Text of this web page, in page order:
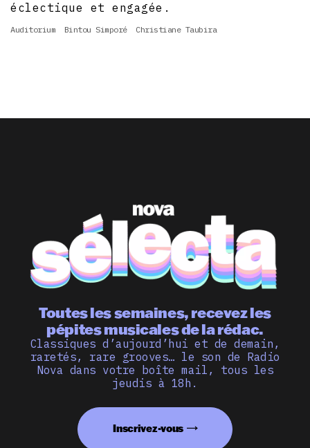
éclectique et engagée.
Auditorium Bintou Simporé Christiane Taubira
Toutes les semaines, recevez les
pépites musicales de la rédac.
Classiques d’aujourd’hui et de demain,
raretés, rare grooves… le son de Radio
Nova dans votre boîte mail, tous les
jeudis à 18h.
Inscrivez-vous